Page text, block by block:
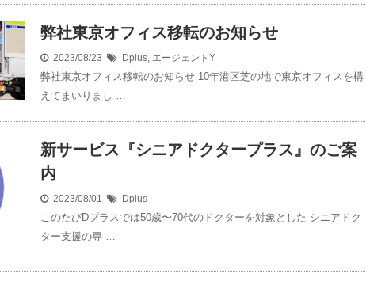
弊社東京オフィス移転のお知らせ
2023/08/23 Dplus, エージェントY
弊社東京オフィス移転のお知らせ 10年港区芝の地で東京オフィスを構
えてまいりまし …
新サービス『シニアドクタープラス』のご案
内
2023/08/01 Dplus
このたびDプラスでは50歳〜70代のドクターを対象とした シニアドク
ター支援の専 …